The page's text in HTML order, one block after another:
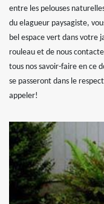
entre les pelouses
du elagueur paysagiste,
bel espace vert dans votre
rouleau et de nous
tous nos savoir-faire en ce
se passeront dans le
appeler!